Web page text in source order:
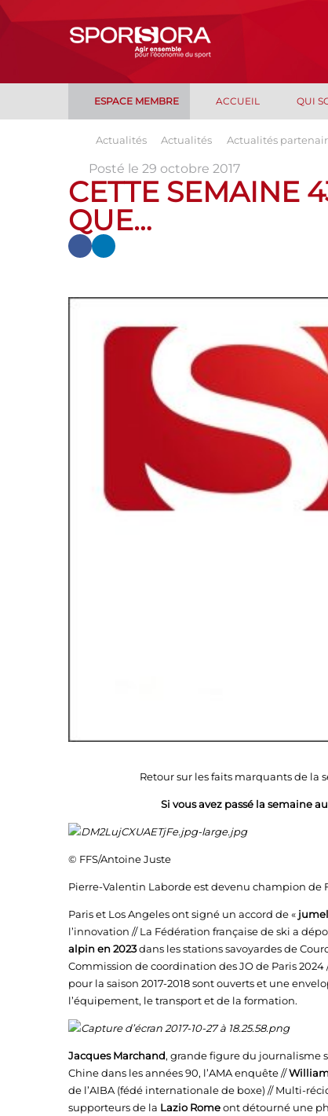
ESPACE MEMBRE ACCUEIL QUI
Actualités Actualités Actualités
Posté le 29 octobre 2017
CETTE SEMAINE
QUE…
Retour sur les faits marquants de la
Si vous avez passé la semaine
© FFS/Antoine Juste
Pierre-Valentin Laborde est devenu champion de
Paris et Los Angeles ont signé un accord de «
l’innovation // La Fédération française de ski a
alpin en 2023dans les stations savoyardes de
Commission de coordination des JO de Paris 2024
pour la saison 2017-2018 sont ouverts et une
l’équipement, le transport et de la formation.
Jacques Marchand, grande figure du journalisme
Chine dans les années 90, l’AMA enquête //
de l’AIBA (fédé internationale de boxe) // Multi-
supporteurs de la Lazio Romeont détourné une